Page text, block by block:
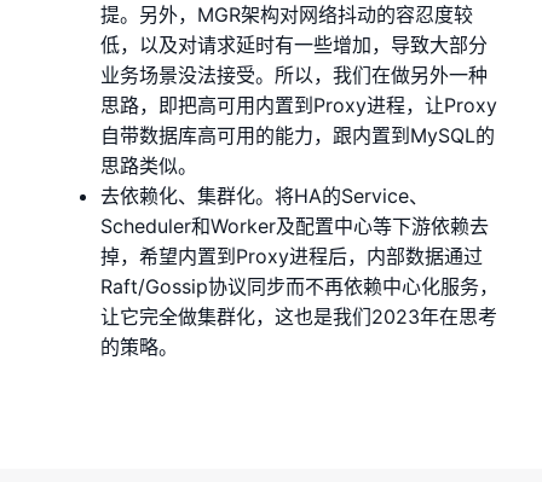
提。另外，MGR架构对网络抖动的容忍度较
低，以及对请求延时有一些增加，导致大部分
业务场景没法接受。所以，我们在做另外一种
思路，即把高可用内置到Proxy进程，让Proxy
自带数据库高可用的能力，跟内置到MySQL的
思路类似。
去依赖化、集群化。将HA的Service、
Scheduler和Worker及配置中心等下游依赖去
掉，希望内置到Proxy进程后，内部数据通过
Raft/Gossip协议同步而不再依赖中心化服务，
让它完全做集群化，这也是我们2023年在思考
的策略。